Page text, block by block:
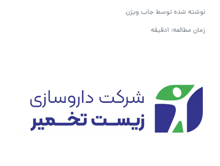
نوشته شده توسطجاب ویژن
زمان مطالعه: 1دقیقه